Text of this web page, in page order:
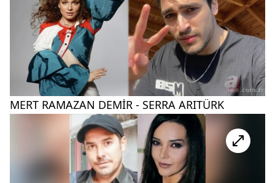
MERT RAMAZAN DEMİR - SERRA ARITÜRK